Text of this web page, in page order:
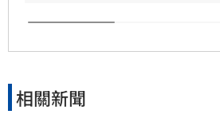
相關新聞